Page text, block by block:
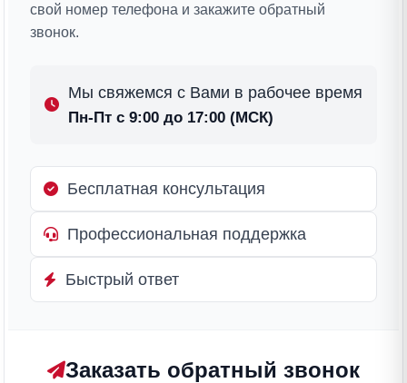
свой номер телефона и закажите обратный
звонок.
Мы свяжемся с Вами в рабочее время
Пн-Пт с 9:00 до 17:00 (МСК)
Бесплатная консультация
Профессиональная поддержка
Быстрый ответ
Заказать обратный звонок